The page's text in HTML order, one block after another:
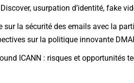
usurpation d’identité, fake
sur la sécurité des emails avec la
sur la politique innovante
ICANN : risques et opportunités